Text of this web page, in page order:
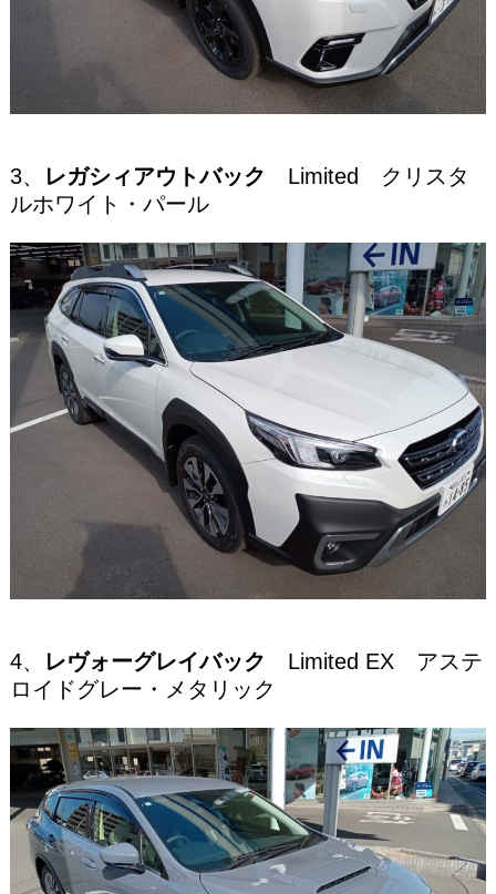
3、 レガシィアウトバック Limited クリスタ
ルホワイト・パール
4、 レヴォーグレイバック Limited EX アステ
ロイドグレー・メタリック